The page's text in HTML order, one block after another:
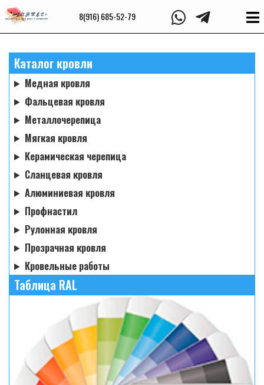
8(916) 685-52-79
Каталог кровли
Медная кровля
Фальцевая кровля
Металлочерепица
Мягкая кровля
Керамическая черепица
Сланцевая кровля
Алюминиевая кровля
Профнастил
Рулонная кровля
Прозрачная кровля
Кровельные работы
Таблица RAL